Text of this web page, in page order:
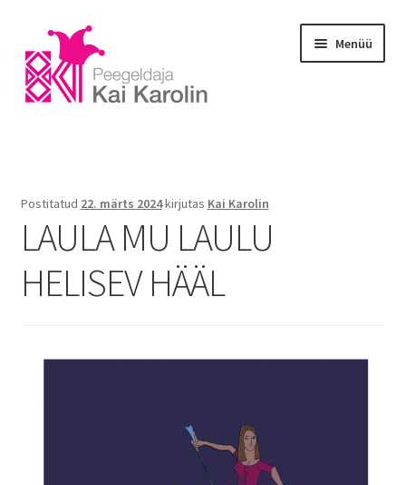
Menüü
E-portfoolio
Galerii
Postitatud 22. märts 2024kirjutas Kai Karolin
LAULA MU LAULU
HELISEV HÄÄL